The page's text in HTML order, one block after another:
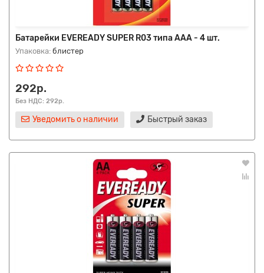
Батарейки EVEREADY SUPER R03 типа AAA - 4 шт.
Упаковка: блистер
292р.
Без НДС: 292р.
Уведомить о наличии Быстрый заказ